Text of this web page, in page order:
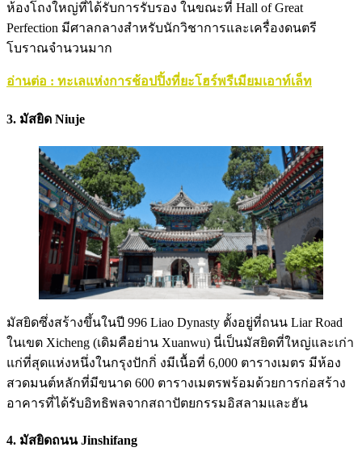
ห้องโถงใหญ่ที่ได้รับการรับรอง ในขณะที่ Hall of Great
Perfection มีศาลกลางสำหรับนักวิชาการและเครื่องดนตรี
โบราณจำนวนมาก
อ่านต่อ : ทะเลแห่งการช้อปปิ้งที่ยะโฮร์พรีเมียมเอาท์เล็ท
3. มัสยิด Niuje
มัสยิดซึ่งสร้างขึ้นในปี 996 Liao Dynasty ตั้งอยู่ที่ถนน Liar Road
ในเขต Xicheng (เดิมคือย่าน Xuanwu) นี่เป็นมัสยิดที่ใหญ่และเก่า
แก่ที่สุดแห่งหนึ่งในกรุงปักกิ่ งมีเนื้อที่ 6,000 ตารางเมตร มีห้อง
สวดมนต์หลักที่มีขนาด 600 ตารางเมตรพร้อมด้วยการก่อสร้าง
อาคารที่ได้รับอิทธิพลจากสถาปัตยกรรมอิสลามและฮัน
4. มัสยิดถนน Jinshifang